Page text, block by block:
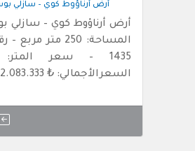
أرض أرناؤوط كوي – سازلي
أرض أرناؤوط كوي – سازلي
المساحة: 250 متر
السعرالأجمالي: ₺ 2.083.333